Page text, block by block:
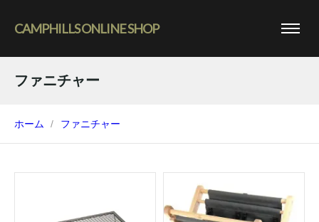
CAMPHILLS ONLINE SHOP
ファニチャー
ホーム ファニチャー